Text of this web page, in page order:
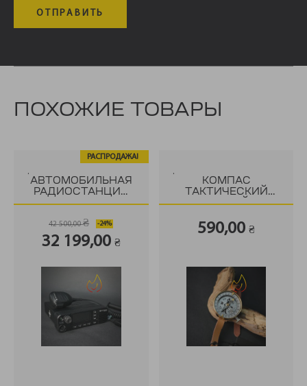
ПОХОЖИЕ ТОВАРЫ
РАСПРОДАЖА!
.
АВТОМОБИЛЬНАЯ
РАДИОСТАНЦИЯ
MOTOROLA
42 500,00₴
Первоначальная
цена
32 199,00 ₴цена:
.
КОМПАС
ТАКТИЧЕСКИЙ
РУЧНОЙ
590,00 ₴